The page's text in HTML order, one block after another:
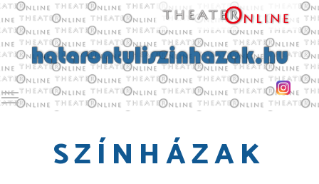
Toggle main menu visibility
SZÍNHÁZAK